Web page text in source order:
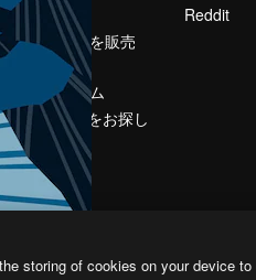
Slidesgo
コンテンツを販売
プレスルーム
magnific.aiをお探し
ですか？
Reddit
storing of cookies on your device